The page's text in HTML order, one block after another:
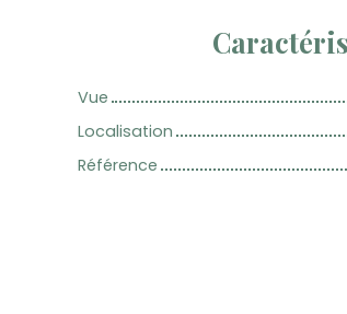
Vue
Localisation
Référence